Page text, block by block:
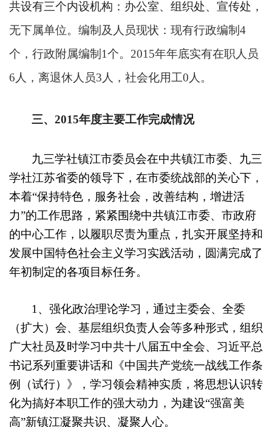
共设有三个内设机构：办公室、组织处、宣传处，
无下属单位。编制及人员现状：现有行政编制 4
个，行政附属编制 1个。 2015年年底实有在职人员
6 人，离退休人员3 人，社会化用工0 人。
三、2015年度主要工作完成情况
九三学社镇江市委员会在中共镇江市委、九三
学社江苏省委的领导下，在市委统战部的关心下，
本着“保持特色，服务社会，改善结构，增进活
力”的工作思路，紧紧围绕中共镇江市委、市政府
的中心工作，以履职尽责为重点，扎实开展坚持和
发展中国特色社会主义学习实践活动，圆满完成了
年初制定的各项目标任务。
1 、强化政治理论学习，通过主委会、全委
（扩大）会、基层组织负责人会等多种形式，组织
广大社员及时学习中共十八届五中全会、习近平总
书记系列重要讲话和《中国共产党统一战线工作条
例（试行）》，学习领会精神实质，将思想认识转
化为搞好本职工作的强大动力，为建设“强富美
高”新镇江凝聚共识、凝聚人心。